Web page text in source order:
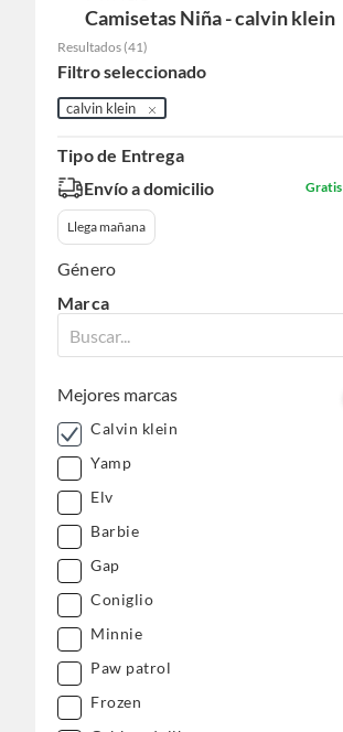
Camisetas Niña - calvin klein
Resultados (41)
Filtro seleccionado
calvin klein
Tipo de Entrega
Envío a domicilio
Gratis
Llega mañana
Género
Marca
Mejores marcas
Calvin klein
Yamp
Elv
Barbie
Gap
Coniglio
Minnie
Paw patrol
Frozen